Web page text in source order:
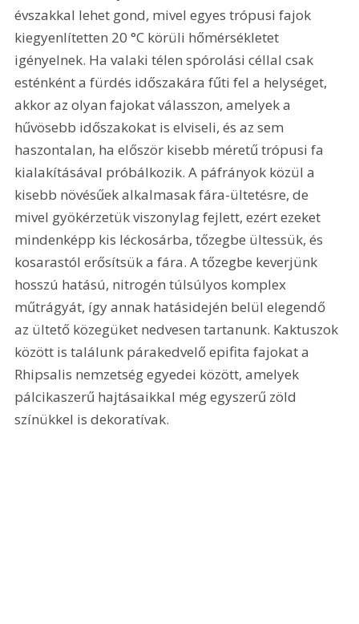
évszakkal lehet gond, mivel egyes trópusi fajok
kiegyenlítetten 20 °C körüli hőmérsékletet
igényelnek. Ha valaki télen spórolási céllal csak
esténként a fürdés időszakára fűti fel a helységet,
akkor az olyan fajokat válasszon, amelyek a
hűvösebb időszakokat is elviseli, és az sem
haszontalan, ha először kisebb méretű trópusi fa
kialakításával próbálkozik. A páfrányok közül a
kisebb növésűek alkalmasak fára-ültetésre, de
mivel gyökérzetük viszonylag fejlett, ezért ezeket
mindenképp kis léckosárba, tőzegbe ültessük, és
kosarastól erősítsük a fára. A tőzegbe keverjünk
hosszú hatású, nitrogén túlsúlyos komplex
műtrágyát, így annak hatásidején belül elegendő
az ültető közegüket nedvesen tartanunk. Kaktuszok
között is találunk párakedvelő epifita fajokat a
Rhipsalis nemzetség egyedei között, amelyek
pálcikaszerű hajtásaikkal még egyszerű zöld
színükkel is dekoratívak.